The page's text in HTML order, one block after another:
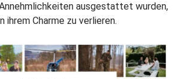
ausgestattet wurden,
ihrem Charme zu verlieren.